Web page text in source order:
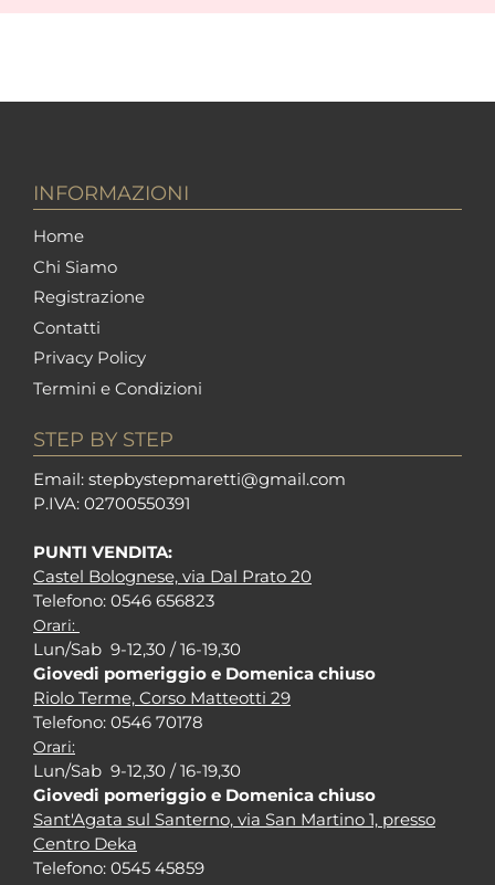
INFORMAZIONI
Home
Chi Siamo
Registrazione
Contatti
Privacy Policy
Termini e Condizioni
STEP BY STEP
Email: stepbystepmaretti@gmail.com
P.IVA: 02700550391
PUNTI VENDITA:
Castel Bolognese, via Dal Prato 20
Telefono: 0546 656823
Orari:
Lun/Sab 9-12,30 / 16-19,30
Giovedi pomeriggio e Domenica chiuso
Riolo Terme, Corso Matteotti 29
Telefono: 0546 70178
Orari:
Lun/Sab 9-12,30 / 16-19,30
Giovedi pomeriggio e Domenica chiuso
Sant'Agata sul Santerno, via San Martino 1, presso
Centro Deka
Telefono: 0545 45859